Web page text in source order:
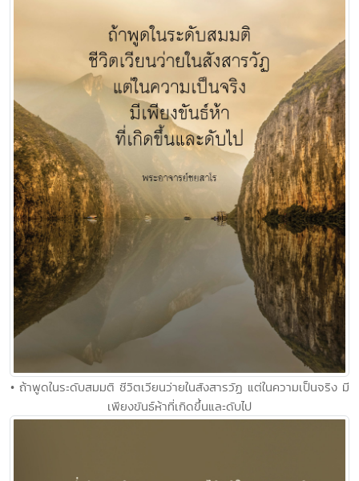
• ถ้าพูดในระดับสมมติ ชีวิตเวียนว่ายในสังสารวัฏ แต่ในความเป็นจริง มี
เพียงขันธ์ห้าที่เกิดขึ้นและดับไป